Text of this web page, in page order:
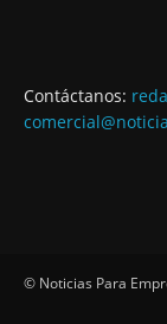
Contáctanos:
© Noticias Para